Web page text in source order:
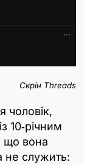
Скрін Threads
чоловік,
10‑річним
що вона
не служить: